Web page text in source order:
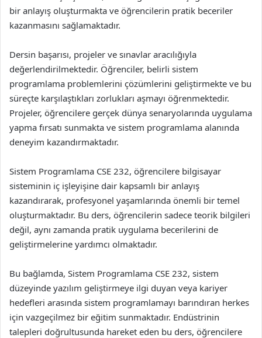
bir anlayış oluşturmakta ve öğrencilerin pratik beceriler
kazanmasını sağlamaktadır.
Dersin başarısı, projeler ve sınavlar aracılığıyla
değerlendirilmektedir. Öğrenciler, belirli sistem
programlama problemlerini çözümlerini geliştirmekte ve bu
süreçte karşılaştıkları zorlukları aşmayı öğrenmektedir.
Projeler, öğrencilere gerçek dünya senaryolarında uygulama
yapma fırsatı sunmakta ve sistem programlama alanında
deneyim kazandırmaktadır.
Sistem Programlama CSE 232, öğrencilere bilgisayar
sisteminin iç işleyişine dair kapsamlı bir anlayış
kazandırarak, profesyonel yaşamlarında önemli bir temel
oluşturmaktadır. Bu ders, öğrencilerin sadece teorik bilgileri
değil, aynı zamanda pratik uygulama becerilerini de
geliştirmelerine yardımcı olmaktadır.
Bu bağlamda, Sistem Programlama CSE 232, sistem
düzeyinde yazılım geliştirmeye ilgi duyan veya kariyer
hedefleri arasında sistem programlamayı barındıran herkes
için vazgeçilmez bir eğitim sunmaktadır. Endüstrinin
talepleri doğrultusunda hareket eden bu ders, öğrencilere